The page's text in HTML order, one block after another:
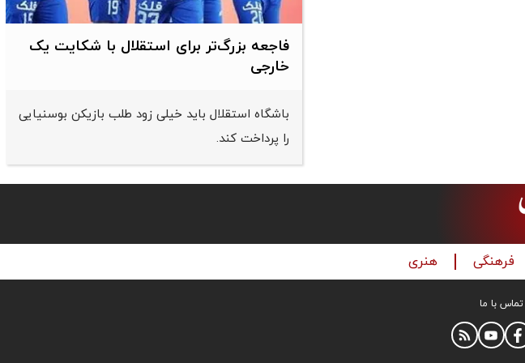
فاجعه بزرگ‌تر برای استقلال با شکایت یک
خارجی
باشگاه استقلال باید خیلی زود طلب بازیکن بوسنیایی
را پرداخت کند.
فرهنگی هنری
تماس با ما